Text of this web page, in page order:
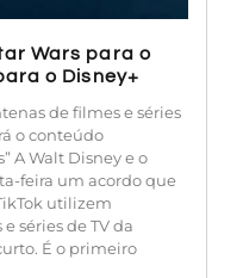
Wars para o
o Disney+
de filmes e séries
o conteúdo
A Walt Disney e o
feira um acordo que
utilizem
séries de TV da
É o primeiro